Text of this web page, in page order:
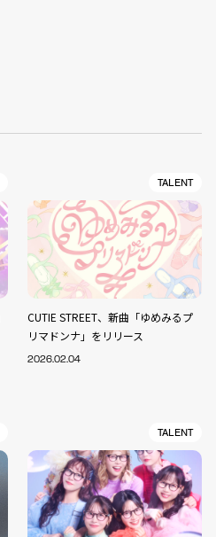
TALENT
CUTIE STREET、新曲「ゆめみるプ
リマドンナ」をリリース
2026.02.04
TALENT